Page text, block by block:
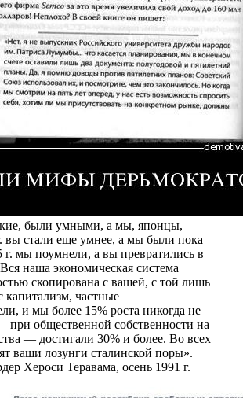
были умными, а мы, японцы,
вы стали еще умнее, а мы были пока
г. мы поумнели, а вы превратились в
наша экономическая система
скопирована с вашей, с той лишь
капитализм, частные
и мы более 15% роста никогда не
при общественной собственности на
— достигали 30% и более. Во всех
ваши лозунги сталинской поры».
Хероси Теравама, осень 1991 г.